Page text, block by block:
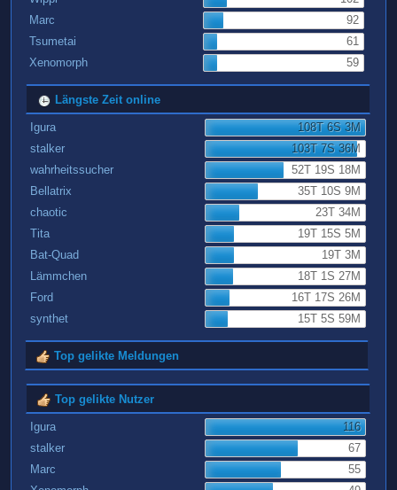
Marc
92
Tsumetai
61
Xenomorph
59
Längste Zeit online
Igura
108T 6S 3M
stalker
103T 7S 36M
wahrheitssucher
52T 19S 18M
Bellatrix
35T 10S 9M
chaotic
23T 34M
Tita
19T 15S 5M
Bat-Quad
19T 3M
Lämmchen
18T 1S 27M
Ford
16T 17S 26M
synthet
15T 5S 59M
Top gelikte Meldungen
Top gelikte Nutzer
Igura
116
stalker
67
Marc
55